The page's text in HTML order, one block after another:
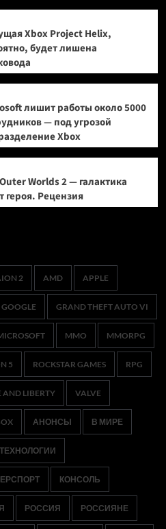
Xbox Project Helix,
будет лишена
лишит работы около 5000
— под угрозой
Xbox
Worlds 2 — галактика
героя. Рецензия
2 AMD APPLE
GOOGLE GRAND THEFT AUTO VI
MMO MMORPG
5 ROCKSTAR GAMES RPG
AND LIBERTY VALVE
АНОНСЫ В МИРЕ
КОНСОЛЬ
РОССИЯ РОССИЯНЕ